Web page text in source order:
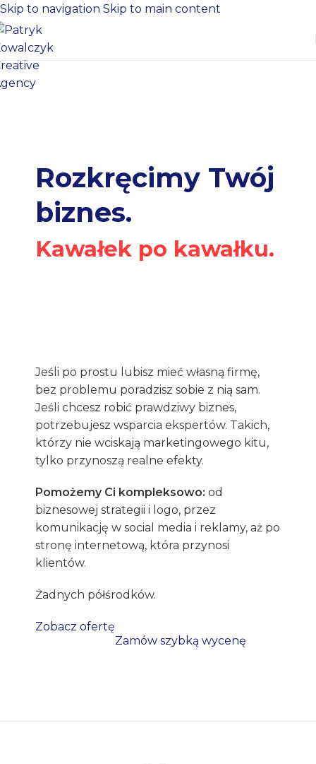
Skip to navigation Skip to main content
Rozkręcimy Twój
biznes.
Kawałek po kawałku.
internetowej?
Wybierz darmowy szablon na WordPress.
Jeśli po prostu lubisz mieć własną firmę,
bez problemu poradzisz sobie z nią sam.
Jeśli chcesz robić prawdziwy biznes,
potrzebujesz wsparcia ekspertów. Takich,
którzy nie wciskają marketingowego kitu,
tylko przynoszą realne efekty.
Pomożemy Ci kompleksowo: od
biznesowej strategii i logo, przez
komunikację w social media i reklamy, aż po
stronę internetową, która przynosi
klientów.
Żadnych półśrodków.
Zobacz ofertę
Zamów szybką wycenę